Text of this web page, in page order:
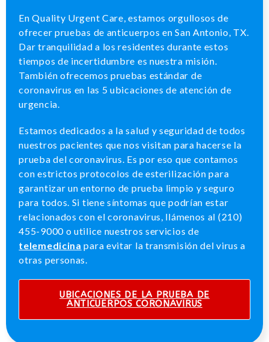
En Quality Urgent Care, estamos orgullosos de
ofrecer pruebas de anticuerpos en San Antonio, TX.
Dar tranquilidad a los residentes durante estos
tiempos de incertidumbre es nuestra misión.
También ofrecemos pruebas estándar de
coronavirus en las 5 ubicaciones de atención de
urgencia.
Estamos dedicados a la salud y seguridad de todos
nuestros pacientes que nos visitan para hacerse la
prueba del coronavirus. Es por eso que contamos
con estrictos protocolos de esterilización para
garantizar un entorno de prueba limpio y seguro
para todos. Si tiene síntomas que podrían estar
relacionados con el coronavirus, llámenos al (210)
455-9000 o utilice nuestros servicios de
telemedicina para evitar la transmisión del virus a
otras personas.
UBICACIONES DE LA PRUEBA DE
ANTICUERPOS CORONAVIRUS